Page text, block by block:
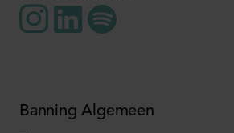
Banning Algemeen